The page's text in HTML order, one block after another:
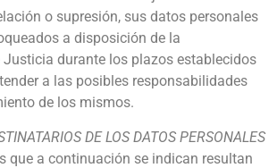
o supresión, sus datos personales
a disposición de la
durante los plazos establecidos
a las posibles responsabilidades
de los mismos.
DE LOS DATOS PERSONALES
que a continuación se indican resultan